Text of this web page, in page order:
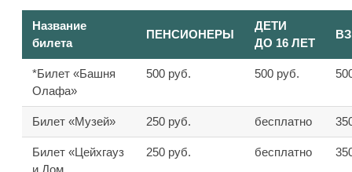
Название
билета
ПЕНСИОНЕРЫ
ДЕТИ
ДО 16 ЛЕТ
*Билет «Башня
Олафа»
500 руб. 500 руб.
Билет «Музей» 250 руб. бесплатно
Билет «Цейхгауз
250 руб. бесплатно